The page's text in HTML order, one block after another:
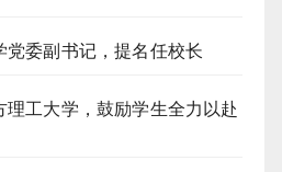
委副书记，提名任校长
工大学，鼓励学生全力以赴